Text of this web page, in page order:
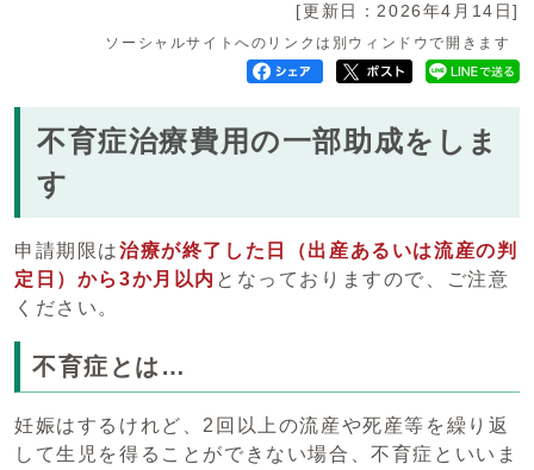
[更新日：2026年4月14日]
ソーシャルサイトへのリンクは別ウィンドウで開きます
不育症治療費用の一部助成をしま
す
申請期限は治療が終了した日（出産あるいは流産の判
定日）から3か月以内 となっておりますので、ご注意
ください。
不育症とは…
妊娠はするけれど、2回以上の流産や死産等を繰り返
して生児を得ることができない場合、不育症といいま